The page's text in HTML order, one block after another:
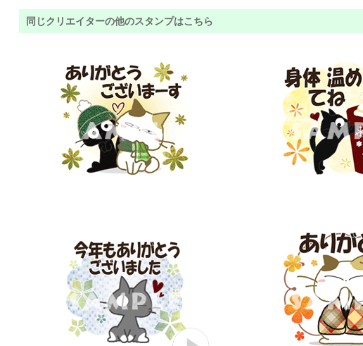
同じクリエイターの他のスタンプはこちら